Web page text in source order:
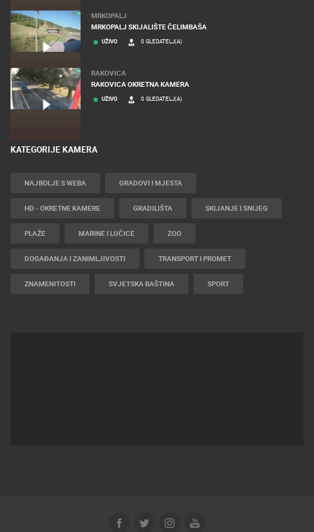
MRKOPALJ
MRKOPALJ SKIJALIŠTE ČELIMBAŠA
UŽIVO 0 GLEDATELJ(A)
RAKOVICA
RAKOVICA OKRETNA KAMERA
UŽIVO 0 GLEDATELJ(A)
KATEGORIJE KAMERA
NAJBOLJE S WEBA GRADOVI I MJESTA
HD - OKRETNE KAMERE GRADILIŠTA SKIJANJE I SNIJEG
PLAŽE MARINE I LUČICE ZOO
DOGAĐANJA I ZANIMLJIVOSTI TRANSPORT I PROMET
ZNAMENITOSTI SVJETSKA BAŠTINA SPORT